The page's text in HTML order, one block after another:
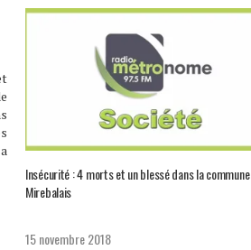
Insécurité : 4 morts et un blessé dans la
Mirebalais
15 novembre 2018